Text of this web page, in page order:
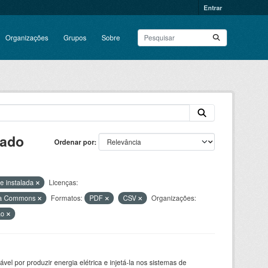
Entrar
Organizações Grupos Sobre
Ordenar por
instalada
Licenças:
Commons
Formatos: PDF CSV
Organizações:
por produzir energia elétrica e injetá-la nos sistemas de